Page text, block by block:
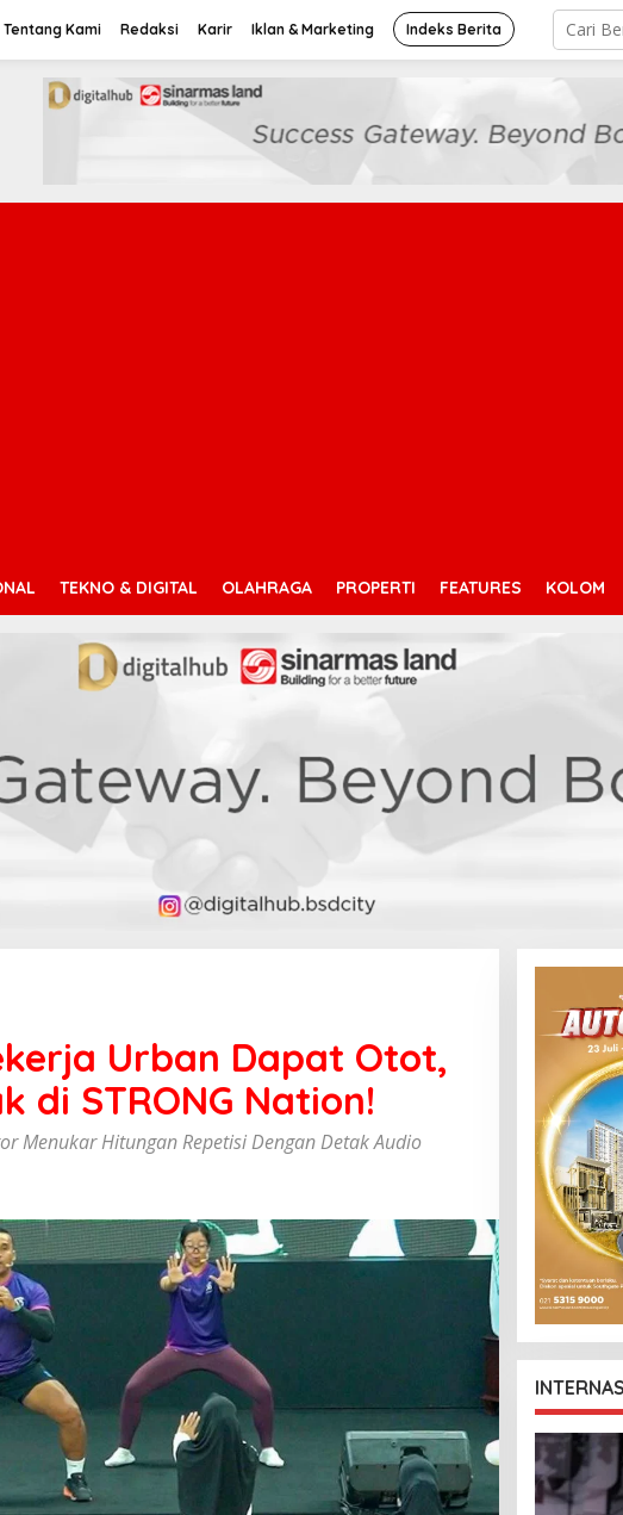
Tentang Kami Redaksi Karir Iklan & Marketing Indeks Berita
TEKNO & DIGITAL OLAHRAGA PROPERTI FEATURES KOLOM
Urban Dapat Otot,
di STRONG Nation!
Menukar Hitungan Repetisi Dengan Detak Audio